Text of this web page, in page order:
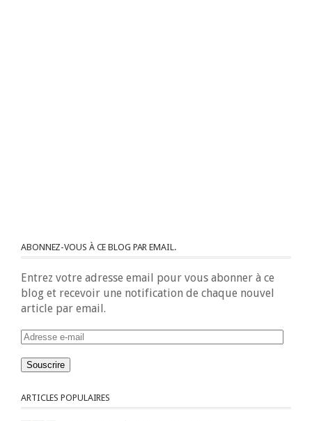
ABONNEZ-VOUS À CE BLOG PAR EMAIL.
Entrez votre adresse email pour vous abonner à ce
blog et recevoir une notification de chaque nouvel
article par email.
Adresse
mail
ARTICLES POPULAIRES